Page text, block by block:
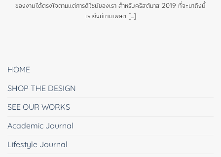
ของงานได้ตรงใจตามแต่การดีไซน์ของเรา สำหรับคริสต์มาส 2019 ที่จะมาถึงนี้
เราจึงมีเทมเพลต [...]
HOME
SHOP THE DESIGN
SEE OUR WORKS
Academic Journal
Lifestyle Journal